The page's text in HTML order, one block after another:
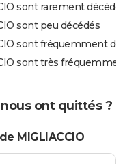
sont rarement
sont peu décédés
sont fréquemment
sont très
nous ont quittés ?
MIGLIACCIO